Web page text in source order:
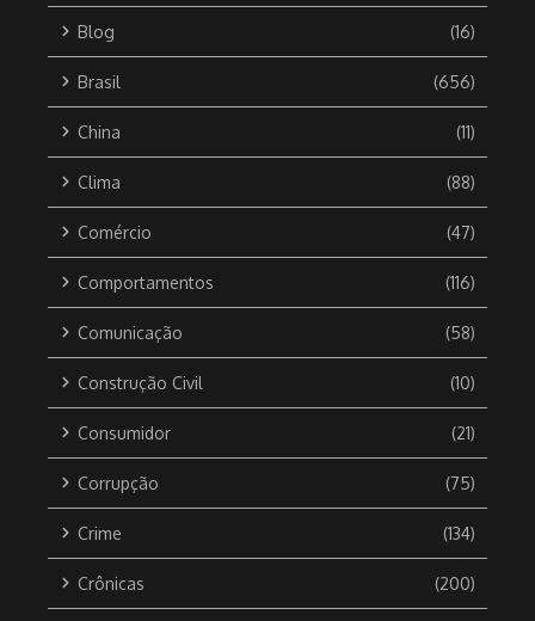
Blog (16)
Brasil (656)
China (11)
Clima (88)
Comércio (47)
Comportamentos (116)
Comunicação (58)
Construção Civil (10)
Consumidor (21)
Corrupção (75)
Crime (134)
Crônicas (200)